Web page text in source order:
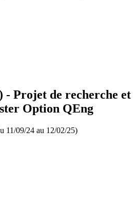
- Projet de recherche et
Option QEng
11/09/24 au 12/02/25)